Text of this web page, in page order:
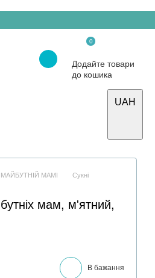
0
Додайте товари
до кошика
UAH
МАЙБУТНІЙ МАМІ
Сукні
мам, м'ятний,
В бажання